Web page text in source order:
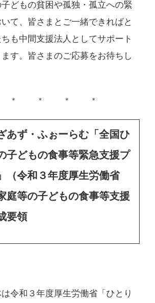
どもの貧困や孤独・孤立への緊
て、皆さまとご一緒できればと
も中間支援法人としてサポート
す。皆さまのご応募をお待ちし
＊ ＊ ＊ ＊
あず・ふぉーらむ「全国ひ
子どもの食事等緊急支援プ
（令和３年度厚生労働省
庭等の子どもの食事等支援
要領
令和３年度厚生労働省「ひとり